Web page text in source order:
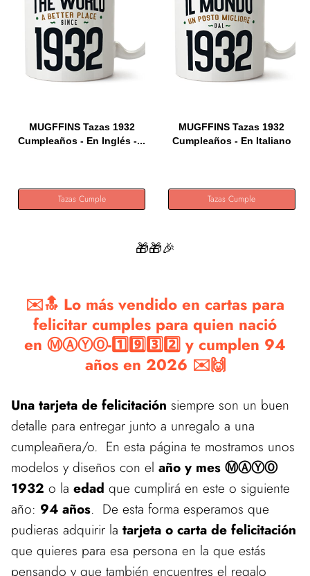
MUGFFINS Tazas 1932
Cumpleaños - En Inglés -...
Tazas Cumple
MUGFFINS Tazas 1932
Cumpleaños - En Italiano
Tazas Cumple
🎁🎁🎉
✉️🔝 Lo más vendido en cartas para
felicitar cumples para quien nació
en ⓂⒶⓎⓄ-1️⃣9️⃣3️⃣2️⃣ y cumplen 94
años en 2026 ✉️🙌
Una tarjeta de felicitación siempre son un buen
detalle para entregar junto a unregalo a una
cumpleañera/o. En esta página te mostramos unos
modelos y diseños con el año y mes ⓂⒶⓎⓄ
1932 o la edad que cumplirá en este o siguiente
año: 94 años. De esta forma esperamos que
pudieras adquirir la tarjeta o carta de felicitación
que quieres para esa persona en la que estás
pensando y que también encuentres el regalo